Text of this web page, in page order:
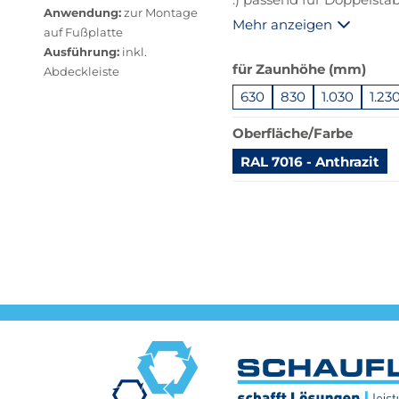
Anwendung:zur Montage
auf Fußplatte
Ausführung:inkl.
Abdeckleiste
.) unter Zubehör
Mehr anzeigen
Das
Produkt
ist
in
dieser
Variante
nicht
auf
beste
Alternative
in
für Zaunhöhe (mm)
630 830 1.030
Oberfläche/Farbe
RAL 7016 - Anthrazit